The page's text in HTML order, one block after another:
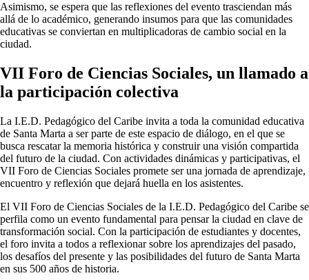
Asimismo, se espera que las reflexiones del evento trasciendan más
allá de lo académico, generando insumos para que las comunidades
educativas se conviertan en multiplicadoras de cambio social en la
ciudad.
VII Foro de Ciencias Sociales, un llamado a
la participación colectiva
La I.E.D. Pedagógico del Caribe invita a toda la comunidad educativa
de Santa Marta a ser parte de este espacio de diálogo, en el que se
busca rescatar la memoria histórica y construir una visión compartida
del futuro de la ciudad. Con actividades dinámicas y participativas, el
VII Foro de Ciencias Sociales promete ser una jornada de aprendizaje,
encuentro y reflexión que dejará huella en los asistentes.
El VII Foro de Ciencias Sociales de la I.E.D. Pedagógico del Caribe se
perfila como un evento fundamental para pensar la ciudad en clave de
transformación social. Con la participación de estudiantes y docentes,
el foro invita a todos a reflexionar sobre los aprendizajes del pasado,
los desafíos del presente y las posibilidades del futuro de Santa Marta
en sus 500 años de historia.